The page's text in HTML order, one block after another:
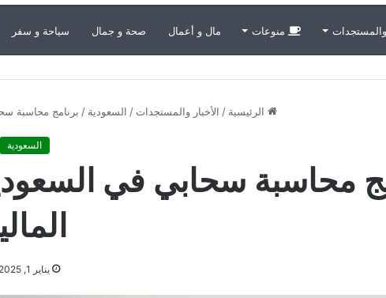
والمستجدات منوعات مال و أعمال صحة و جمال سياحة و سفر
الرئيسية / الأخبار والمستجدات / السعودية / برنامج محاسبة
السعودية
محاسبة سحابي في
يناير 1, 2025